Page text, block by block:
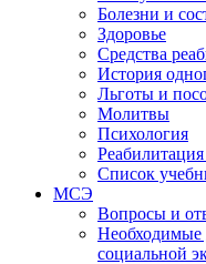
Болезни и
Здоровье
Средства
История
Льготы и
Молитвы
Психология
Список
МСЭ
Вопросы и
Необходимые
социальной